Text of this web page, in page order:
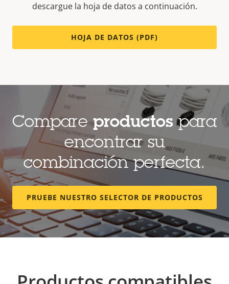
descargue la hoja de datos a continuación.
HOJA DE DATOS (PDF)
Compareproductospara
encontrar su
combinación perfecta.
PRUEBE NUESTRO SELECTOR DE PRODUCTOS